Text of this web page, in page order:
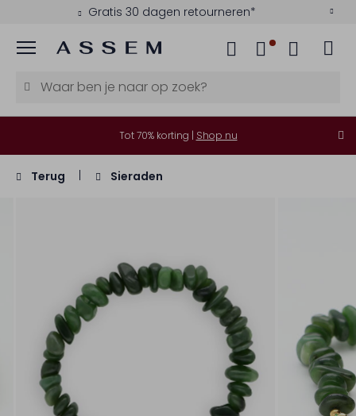
Gratis 30 dagen retourneren*
Menu
Tot 70% korting | Shop nu
Terug Sieraden